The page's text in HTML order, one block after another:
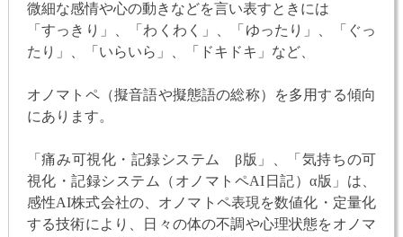
微細な感情や心の動きなどを言い表すときには
「すっきり」、「わくわく」、「ゆったり」、「ぐっ
たり」、「いらいら」、「ドキドキ」など、
オノマトペ（擬音語や擬態語の総称）を多用する傾向
にあります。
「痛み可視化・記録システム β版」、「気持ちの可
視化・記録システム（オノマトペAI日記）α版」は、
感性AI株式会社の、オノマトペ表現を数値化・定量化
する技術により、日々の体の不調や心理状態をオノマ